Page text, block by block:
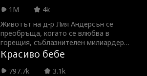
сближават, въпреки единственото
правило на договора: да не се влюбват.
1M
4k
Животът на д-р Лия Андерсън се
преобръща, когато се влюбва в
горещия, съблазнителен милиардер
Райън Картър, чиято обсесия го прави
опасен любовник. Тяхната страстна
романтика придобива мрачен обрат,
Красиво бебе
797.7k
3.1k